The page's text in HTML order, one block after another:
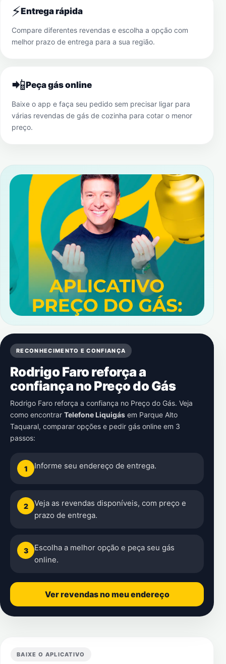
⚡Entrega rápida
Compare diferentes revendas e escolha a opção com
melhor prazo de entrega para a sua região.
📲Peça gás online
Baixe o app e faça seu pedido sem precisar ligar para
várias revendas de gás de cozinha para cotar o menor
preço.
RECONHECIMENTO E CONFIANÇA
Rodrigo Faro reforça a
confiança no Preço do Gás
Rodrigo Faro reforça a confiança no Preço do Gás. Veja
como encontrar Telefone Liquigás em Parque Alto
Taquaral, comparar opções e pedir gás online em 3
passos:
1 Informe seu endereço de entrega.
2
Veja as revendas disponíveis, com preço e
prazo de entrega.
3
Escolha a melhor opção e peça seu gás
online.
Ver revendas no meu endereço
BAIXE O APLICATIVO